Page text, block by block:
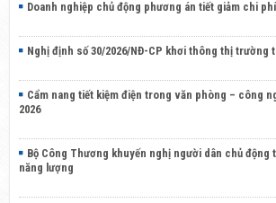
Doanh nghiệp chủ động phương án tiết giảm chi phí
Nghị định số 30/2026/NĐ-CP khơi thông thị trường
Cẩm nang tiết kiệm điện trong văn phòng – công
2026
Bộ Công Thương khuyến nghị người dân chủ động
năng lượng